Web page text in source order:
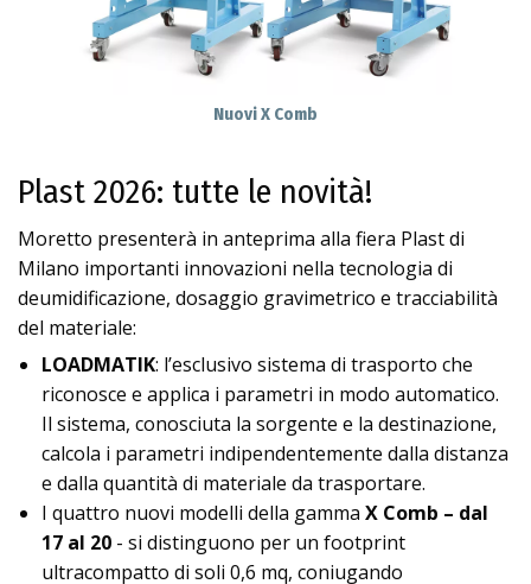
Nuovi X Comb
Plast 2026: tutte le novità!
Moretto presenterà in anteprima alla fiera Plast di
Milano importanti innovazioni nella tecnologia di
deumidificazione, dosaggio gravimetrico e tracciabilità
del materiale:
LOADMATIK: l’esclusivo sistema di trasporto che
riconosce e applica i parametri in modo automatico.
Il sistema, conosciuta la sorgente e la destinazione,
calcola i parametri indipendentemente dalla distanza
e dalla quantità di materiale da trasportare.
I quattro nuovi modelli della gamma X Comb – dal
17 al 20 - si distinguono per un footprint
ultracompatto di soli 0,6 mq, coniugando